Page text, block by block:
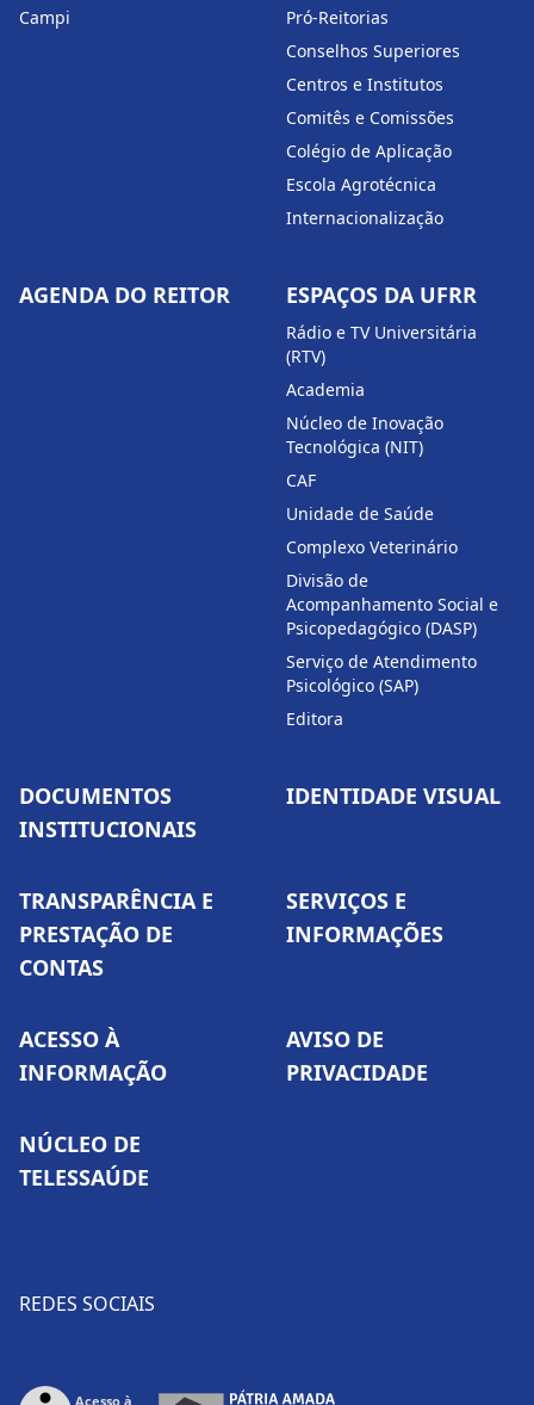
Campi
Pró-Reitorias
Conselhos Superiores
Centros e Institutos
Comitês e Comissões
Colégio de Aplicação
Escola Agrotécnica
Internacionalização
AGENDA DO REITOR ESPAÇOS DA UFRR
Rádio e TV Universitária
(RTV)
Academia
Núcleo de Inovação
Tecnológica (NIT)
CAF
Unidade de Saúde
Complexo Veterinário
Divisão de
Acompanhamento Social e
Psicopedagógico (DASP)
Serviço de Atendimento
Psicológico (SAP)
Editora
DOCUMENTOS
INSTITUCIONAIS
IDENTIDADE VISUAL
TRANSPARÊNCIA E
PRESTAÇÃO DE
CONTAS
SERVIÇOS E
INFORMAÇÕES
ACESSO À
INFORMAÇÃO
AVISO DE
PRIVACIDADE
NÚCLEO DE
TELESSAÚDE
REDES SOCIAIS